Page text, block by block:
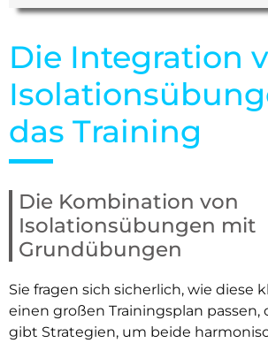
Die Integration
das Training
Die Kombination von
Isolationsübungen mit
Grundübungen
Sie fragen sich sicherlich, wie diese
einen großen Trainingsplan passen,
gibt Strategien, um beide